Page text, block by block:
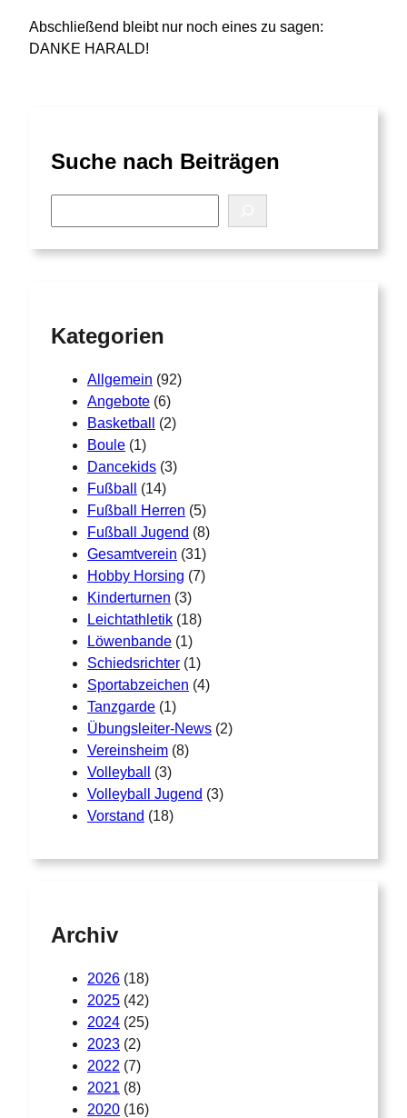
Abschließend bleibt nur noch eines zu sagen:
DANKE HARALD!
Suche nach Beiträgen
e
a
Kategorien
Allgemein (92)
Angebote (6)
Basketball
(2)
Boule (1)
Dancekids (3)
Fußball
(14)
Fußball Herren (5)
Fußball Jugend (8)
Gesamtverein (31)
Hobby Horsing (7)
Kinderturnen (3)
Leichtathletik (18)
Löwenbande (1)
Schiedsrichter (1)
Sportabzeichen (4)
Tanzgarde (1)
Übungsleiter-News (2)
Vereinsheim (8)
Volleyball
(3)
Volleyball Jugend (3)
Vorstand (18)
Archiv
2026 (18)
2025 (42)
2024 (25)
2023 (2)
2022 (7)
2021 (8)
2020 (16)